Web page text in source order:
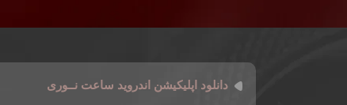
دانلود اپلیکیشن اندروید ساعت نــوری